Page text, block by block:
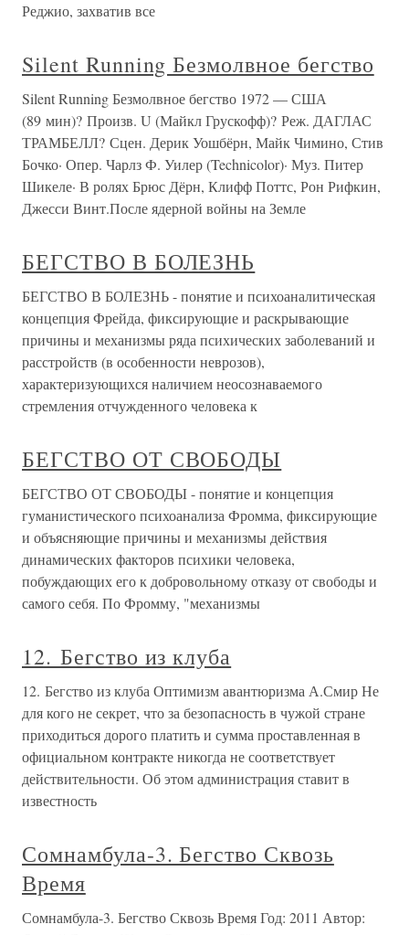
Реджио, захватив все
Silent Running Безмолвное бегство
Silent Running Безмолвное бегство 1972 — США
(89 мин)? Произв. U (Майкл Грускофф)? Реж. ДАГЛАС
ТРАМБЕЛЛ? Сцен. Дерик Уошбёрн, Майк Чимино, Стив
Бочко· Опер. Чарлз Ф. Уилер (Technicolor)· Муз. Питер
Шикеле· В ролях Брюс Дёрн, Клифф Поттс, Рон Рифкин,
Джесси Винт.После ядерной войны на Земле
БЕГСТВО В БОЛЕЗНЬ
БЕГСТВО В БОЛЕЗНЬ - понятие и психоаналитическая
концепция Фрейда, фиксирующие и раскрывающие
причины и механизмы ряда психических заболеваний и
расстройств (в особенности неврозов),
характеризующихся наличием неосознаваемого
стремления отчужденного человека к
БЕГСТВО ОТ СВОБОДЫ
БЕГСТВО ОТ СВОБОДЫ - понятие и концепция
гуманистического психоанализа Фромма, фиксирующие
и объясняющие причины и механизмы действия
динамических факторов психики человека,
побуждающих его к добровольному отказу от свободы и
самого себя. По Фромму, "механизмы
12. Бегство из клуба
12. Бегство из клуба Оптимизм авантюризма А.Смир Не
для кого не секрет, что за безопасность в чужой стране
приходиться дорого платить и сумма проставленная в
официальном контракте никогда не соответствует
действительности. Об этом администрация ставит в
известность
Сомнамбула-3. Бегство Сквозь
Время
Сомнамбула-3. Бегство Сквозь Время Год: 2011 Автор: